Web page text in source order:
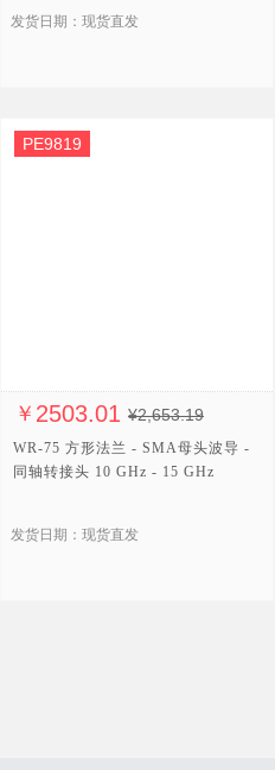
发货日期：现货直发
￥ 2503.01 ¥2,653.19
PE9819
WR-75 方形法兰 - SMA母头波导 -
同轴转接头 10 GHz - 15 GHz
发货日期：现货直发